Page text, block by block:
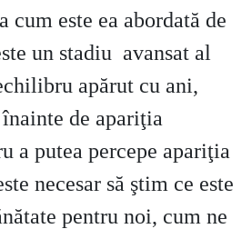
cum este ea abordată de
un stadiu avansat al
apărut cu ani,
de apariţia
a putea percepe apariţia
necesar să ştim ce este
pentru noi, cum ne